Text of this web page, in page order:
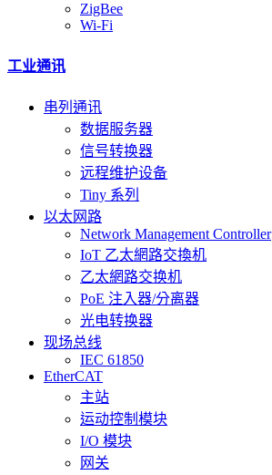
ZigBee
Wi-Fi
工业通讯
串列通讯
数据服务器
信号转换器
远程维护设备
Tiny 系列
以太网路
Network Management Controller
IoT 乙太網路交換机
乙太網路交换机
PoE 注入器/分离器
光电转换器
现场总线
IEC 61850
EtherCAT
主站
运动控制模块
I/O 模块
网关